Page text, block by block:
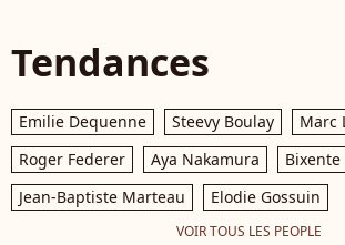
Tendances
Emilie Dequenne Steevy Boulay
Marc
Roger Federer
Aya Nakamura
Bixente
Jean-Baptiste Marteau
Elodie Gossuin
VOIR TOUS LES PEOPLE